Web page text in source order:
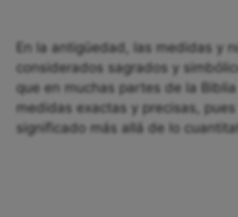
En la antigüedad, las medidas y
considerados sagrados y
que en muchas partes de la
medidas exactas y precisas,
significado más allá de lo